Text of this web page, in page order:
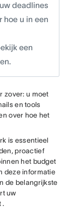
deadlines
hoe u in een
een
zover: u moet
en tools
over hoe het
is essentieel
proactief
het budget
deze informatie
de belangrijkste
uw
.